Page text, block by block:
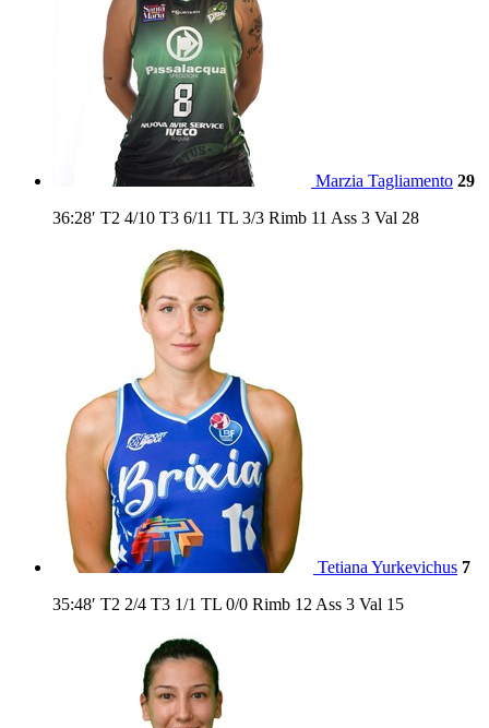
Marzia Tagliamento 29
36:28′ T2 4/10 T3 6/11 TL 3/3 Rimb 11 Ass 3 Val 28
Tetiana Yurkevichus 7
35:48′ T2 2/4 T3 1/1 TL 0/0 Rimb 12 Ass 3 Val 15